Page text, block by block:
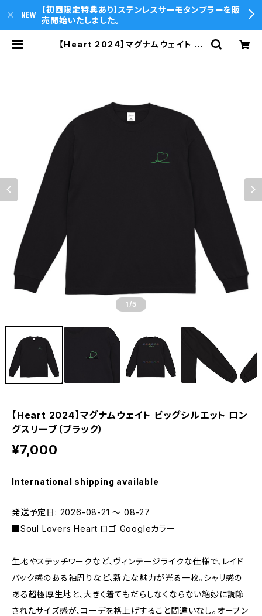
【初回限定特典あり】ステンレスサーモタンブラーを販
売開始いたしました。
【Heart 2024】マグナムウェイト ビ
1 /5
【Heart 2024】マグナムウェイト ビッグシルエット ロン
グスリーブ（ブラック）
¥7,000
International shipping available
発送予定日: 2026-08-21 〜 08-27
■Soul Lovers Heart ロゴ Googleカラー
生地やステッチワークなど、ヴィンテージライクな仕様で、レイド
バック感のある袖周りなど、新たな魅力が光る一枚。シャリ感の
ある超極厚生地と、大きく着てもだらしなくならない絶妙に調節
されたサイズ感が、コーデを格上げすること間違いなし。オープン